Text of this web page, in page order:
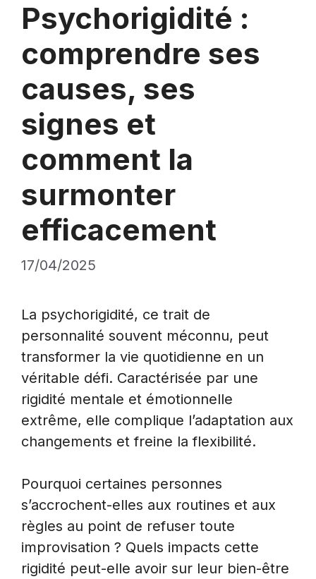
Psychorigidité :
comprendre ses
causes, ses
signes et
comment la
surmonter
efficacement
17/04/2025
La psychorigidité, ce trait de
personnalité souvent méconnu, peut
transformer la vie quotidienne en un
véritable défi. Caractérisée par une
rigidité mentale et émotionnelle
extrême, elle complique l’adaptation aux
changements et freine la flexibilité.
Pourquoi certaines personnes
s’accrochent-elles aux routines et aux
règles au point de refuser toute
improvisation ? Quels impacts cette
rigidité peut-elle avoir sur leur bien-être